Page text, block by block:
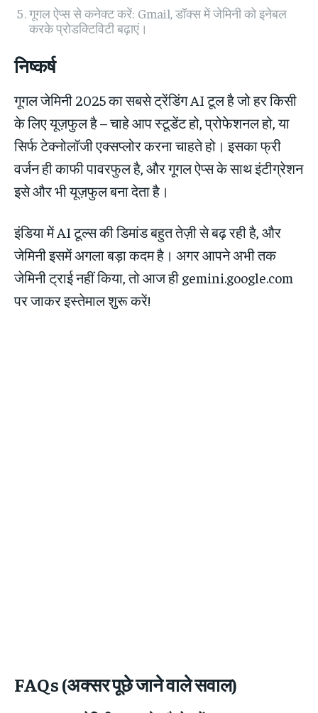
गूगल ऐप्स से कनेक्ट करें: Gmail, डॉक्स में जेमिनी को इनेबल
करके प्रोडक्टिविटी बढ़ाएं।
निष्कर्ष
गूगल जेमिनी 2025 का सबसे ट्रेंडिंग AI टूल है जो हर किसी
के लिए यूज़फुल है – चाहे आप स्टूडेंट हो, प्रोफेशनल हो, या
सिर्फ टेक्नोलॉजी एक्सप्लोर करना चाहते हो। इसका फ्री
वर्जन ही काफी पावरफुल है, और गूगल ऐप्स के साथ इंटीग्रेशन
इसे और भी यूज़फुल बना देता है।
इंडिया में AI टूल्स की डिमांड बहुत तेज़ी से बढ़ रही है, और
जेमिनी इसमें अगला बड़ा कदम है। अगर आपने अभी तक
जेमिनी ट्राई नहीं किया, तो आज ही gemini.google.com
पर जाकर इस्तेमाल शुरू करें!
FAQs (अक्सर पूछे जाने वाले सवाल)